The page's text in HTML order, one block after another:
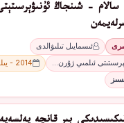
ئىسمايىل تىلىۋالدى
ئىلمىي ژۇرن…
2014 - يىللىق